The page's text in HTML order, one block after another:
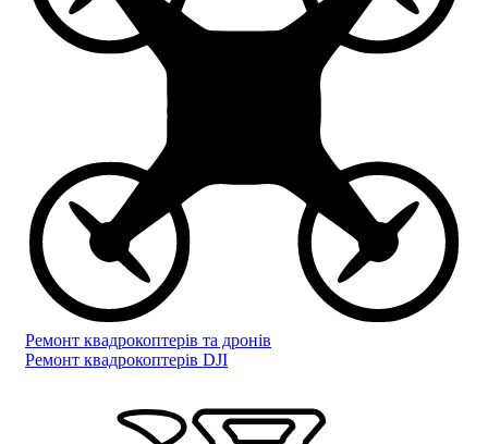
Ремонт квадрокоптерів та дронів
Ремонт квадрокоптерів DJI